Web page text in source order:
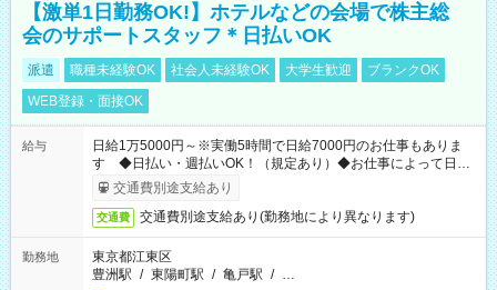
【激単1日勤務OK!】ホテルなどの会場で株主総
会のサポートスタッフ＊日払いOK
派遣 職種未経験OK 社会人未経験OK 大学生歓迎
ブランクOK
WEB登録・面接OK
給与
日給1万5000円～※実働5時間で日給7000円のお仕事もありま
す ◆日払い・週払いOK！（規定あり）◆お仕事によって日給
も異なります
交通費別途支給あり
交通費 交通費別途支給あり(勤務地により異なります)
勤務地
東京都江東区
豊洲駅 / 東陽町駅 / 亀戸駅 / …